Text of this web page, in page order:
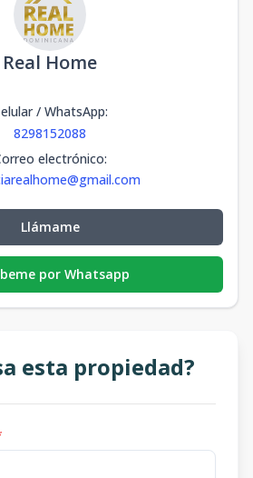
Real Home
/ WhatsApp:
8298152088
electrónico:
Llámame
por Whatsapp
esta propiedad?